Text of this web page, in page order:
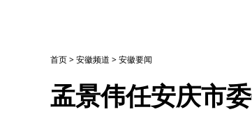
首页>安徽频道 >安徽要闻
孟景伟任安庆市